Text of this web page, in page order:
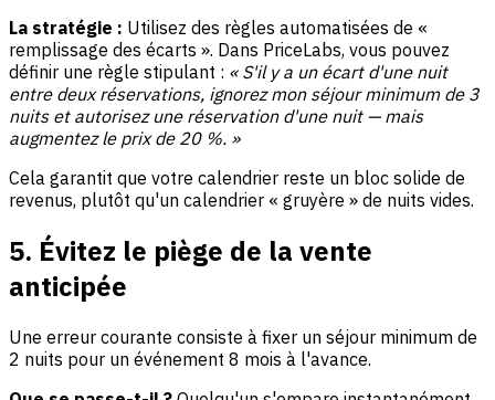
La stratégie : Utilisez des règles automatisées de «
remplissage des écarts ». Dans PriceLabs, vous pouvez
définir une règle stipulant : « S'il y a un écart d'une nuit
entre deux réservations, ignorez mon séjour minimum de 3
nuits et autorisez une réservation d'une nuit — mais
augmentez le prix de 20 %. »
Cela garantit que votre calendrier reste un bloc solide de
revenus, plutôt qu'un calendrier « gruyère » de nuits vides.
5. Évitez le piège de la vente
anticipée
Une erreur courante consiste à fixer un séjour minimum de
2 nuits pour un événement 8 mois à l'avance.